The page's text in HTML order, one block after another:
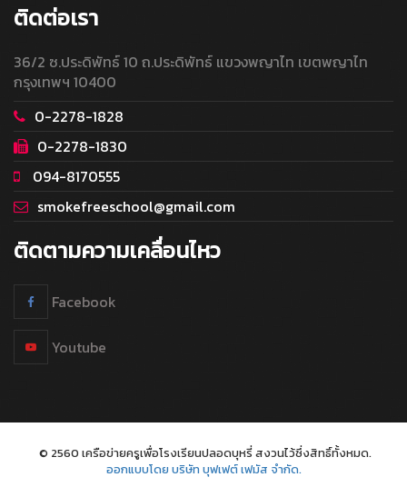
ติดต่อเรา
36/2 ซ.ประดิพัทธ์ 10 ถ.ประดิพัทธ์ แขวงพญาไท เขตพญาไท
กรุงเทพฯ 10400
0-2278-1828
0-2278-1830
094-8170555
smokefreeschool@gmail.com
ติดตามความเคลื่อนไหว
Facebook
Youtube
© 2560 เครือข่ายครูเพื่อโรงเรียนปลอดบุหรี่ สงวนไว้ซึ่งสิทธิ์ทั้งหมด.
ออกแบบโดย บริษัท บุฟเฟต์ เฟมัส จำกัด.